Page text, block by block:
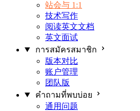
站会与 1:1
技术写作
阅读英文文档
英文面试
การสมัครสมาชิก
版本对比
账户管理
团队版
คำถามที่พบบ่อย
通用问题